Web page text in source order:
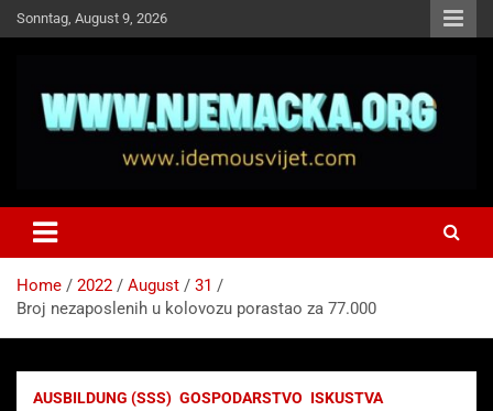
Skip
to
Sonntag, August 9, 2026
Idemo u Svijet-Njemacka!
Home 2022 August
31
Broj nezaposlenih u kolovozu porastao za 77.000
AUSBILDUNG (SSS) GOSPODARSTVO ISKUSTVA